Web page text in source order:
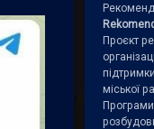
Проєкт
міської